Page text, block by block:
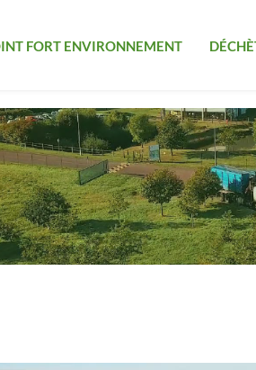
FORT ENVIRONNEMENT